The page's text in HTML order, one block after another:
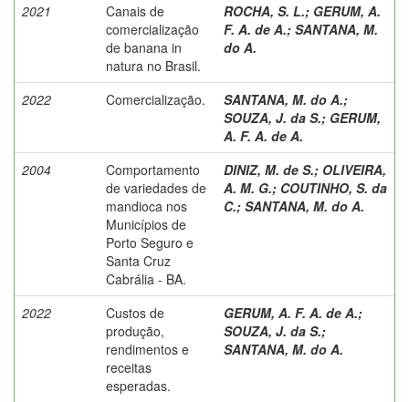
2021
Canais de
comercialização
de banana in
natura no Brasil.
ROCHA, S. L.; GERUM, A.
F. A. de A.; SANTANA, M.
do A.
2022 Comercialização. SANTANA, M. do A.;
SOUZA, J. da S.; GERUM,
A. F. A. de A.
2004
Comportamento
de variedades de
mandioca nos
Municípios de
Porto Seguro e
Santa Cruz
Cabrália - BA.
DINIZ, M. de S.; OLIVEIRA,
A. M. G.; COUTINHO, S. da
C.; SANTANA, M. do A.
2022
Custos de
produção,
rendimentos e
receitas
esperadas.
GERUM, A. F. A. de A.;
SOUZA, J. da S.;
SANTANA, M. do A.